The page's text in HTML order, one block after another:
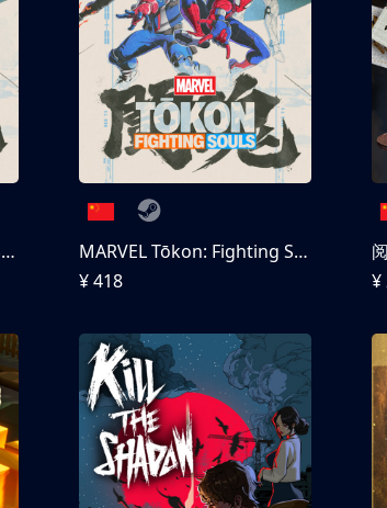
MARVEL Tōkon: Fighting Souls 终极版
MARVEL Tōkon: Fighting Souls 数字豪华版
¥ 418
¥